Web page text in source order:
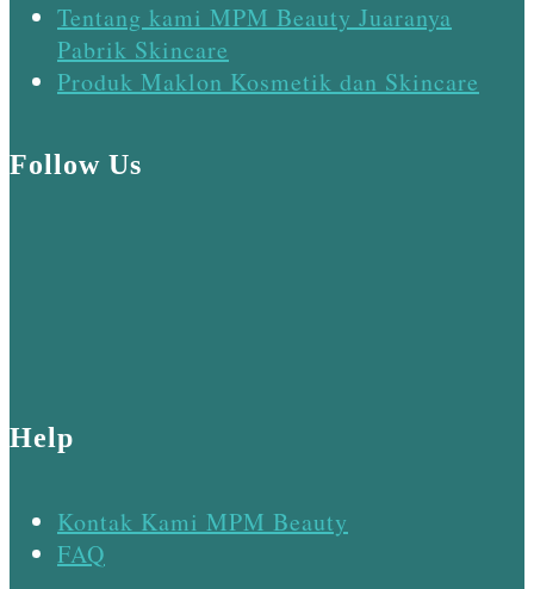
Tentang kami MPM Beauty Juaranya
Pabrik Skincare
Produk Maklon Kosmetik dan Skincare
Follow Us
Help
Kontak Kami MPM Beauty
FAQ